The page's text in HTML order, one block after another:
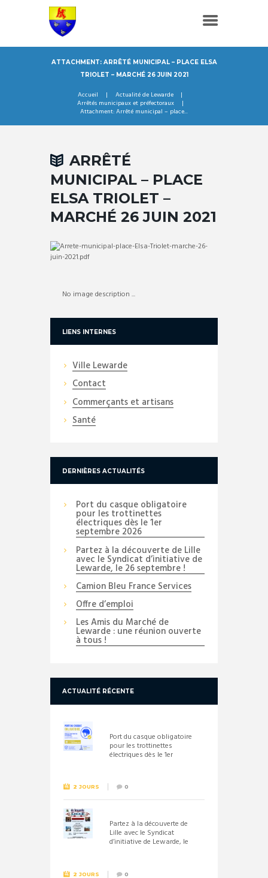
ATTACHMENT: ARRÊTÉ MUNICIPAL – PLACE ELSA
TRIOLET – MARCHÉ 26 JUIN 2021
Accueil
Actualité de Lewarde
Arrêtés municipaux et préfectoraux
Attachment: Arrêté municipal – place...
ARRÊTÉ
MUNICIPAL – PLACE
ELSA TRIOLET –
MARCHÉ 26 JUIN 2021
No image description ...
LIENS INTERNES
Ville Lewarde
Contact
Commerçants et artisans
Santé
DERNIÈRES ACTUALITÉS
Port du casque obligatoire
pour les trottinettes
électriques dès le 1er
septembre 2026
Partez à la découverte de Lille
avec le Syndicat d’initiative de
Lewarde, le 26 septembre !
Camion Bleu France Services
Offre d’emploi
Les Amis du Marché de
Lewarde : une réunion ouverte
à tous !
ACTUALITÉ RÉCENTE
Port du casque obligatoire
pour les trottinettes
électriques dès le 1er
2 JOURS 0
Partez à la découverte de
Lille avec le Syndicat
d’initiative de Lewarde, le
2 JOURS 0